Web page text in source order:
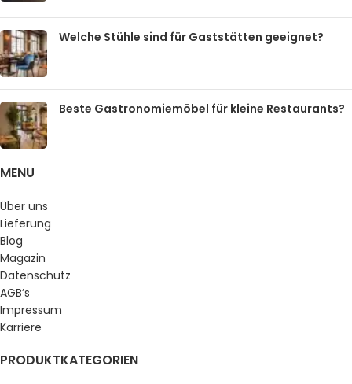
Welche Stühle sind für Gaststätten geeignet?
Beste Gastronomiemöbel für kleine Restaurants?
MENU
Über uns
Lieferung
Blog
Magazin
Datenschutz
AGB’s
Impressum
Karriere
PRODUKTKATEGORIEN